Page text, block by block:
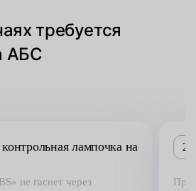
требуется
АБС
лампочка на
не гаснет через
2
При